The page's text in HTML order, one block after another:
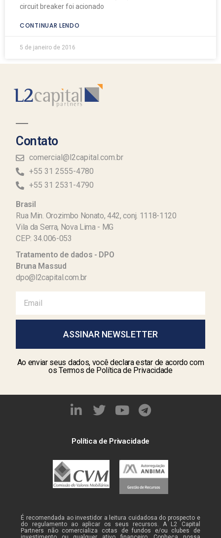
circuit breaker foi acionado
CONTINUAR LENDO
5 de janeiro de 2016
Contato
comercial@l2capital.com.br
+55 31 2555-4780
+55 31 2531-4790
Brasil
Rua Min. Orozimbo Nonato, 442, conj. 1118-1120
Vila da Serra, Nova Lima - MG
CEP: 34.006-053
Tratamento de dados - DPO
Bruna Massud
dpo@l2capital.com.br
ASSINAR NEWSLETTER
Ao enviar seus dados, você declara estar de acordo com
os Termos de Política de Privacidade
Política de Privacidade
É recomendada ao investidor a leitura cuidadosa do prospecto e
do regulamento ao aplicar os seus recursos. A L2 Capital
Partners não comercializa cotas de fundos e/ou clubes de